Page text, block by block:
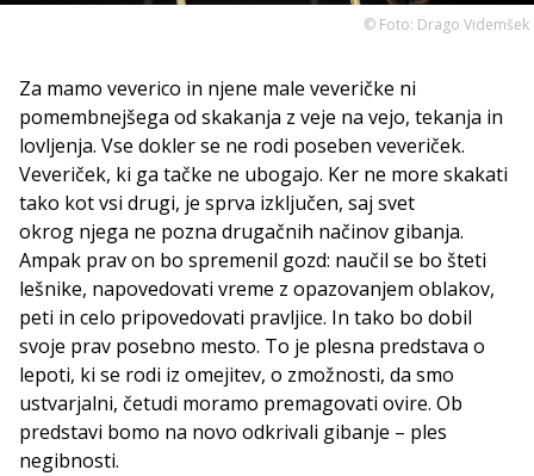
© Foto: Drago Videmšek
Za mamo veverico in njene male veveričke ni
pomembnejšega od skakanja z veje na vejo, tekanja in
lovljenja. Vse dokler se ne rodi poseben veveriček.
Veveriček, ki ga tačke ne ubogajo. Ker ne more skakati
tako kot vsi drugi, je sprva izključen, saj svet
okrog njega ne pozna drugačnih načinov gibanja.
Ampak prav on bo spremenil gozd: naučil se bo šteti
lešnike, napovedovati vreme z opazovanjem oblakov,
peti in celo pripovedovati pravljice. In tako bo dobil
svoje prav posebno mesto. To je plesna predstava o
lepoti, ki se rodi iz omejitev, o zmožnosti, da smo
ustvarjalni, četudi moramo premagovati ovire. Ob
predstavi bomo na novo odkrivali gibanje – ples
negibnosti.